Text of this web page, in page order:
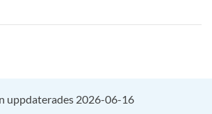
uppdaterades 2026-06-16